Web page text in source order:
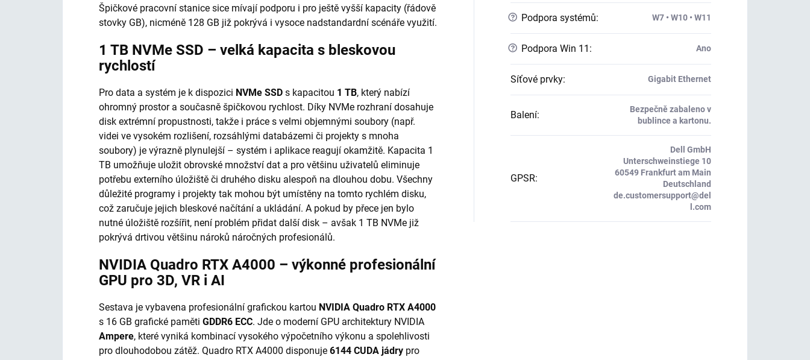
Špičkové pracovní stanice sice mívají podporu i pro ještě vyšší kapacity (řádově
stovky GB), nicméně 128 GB již pokrývá i vysoce nadstandardní scénáře využití.
1 TB NVMe SSD – velká kapacita s bleskovou
rychlostí
Pro data a systém je k dispozici NVMe SSD s kapacitou 1 TB, který nabízí
ohromný prostor a současně špičkovou rychlost. Díky NVMe rozhraní dosahuje
disk extrémní propustnosti, takže i práce s velmi objemnými soubory (např.
videi ve vysokém rozlišení, rozsáhlými databázemi či projekty s mnoha
soubory) je výrazně plynulejší – systém i aplikace reagují okamžitě. Kapacita 1
TB umožňuje uložit obrovské množství dat a pro většinu uživatelů eliminuje
potřebu externího úložiště či druhého disku alespoň na dlouhou dobu. Všechny
důležité programy i projekty tak mohou být umístěny na tomto rychlém disku,
což zaručuje jejich bleskové načítání a ukládání. A pokud by přece jen bylo
nutné úložiště rozšířit, není problém přidat další disk – avšak 1 TB NVMe již
pokrývá drtivou většinu nároků náročných profesionálů.
NVIDIA Quadro RTX A4000 – výkonné profesionální
GPU pro 3D, VR i AI
Sestava je vybavena profesionální grafickou kartou NVIDIA Quadro RTX A4000
s 16 GB grafické paměti GDDR6 ECC. Jde o moderní GPU architektury NVIDIA
Ampere, které vyniká kombinací vysokého výpočetního výkonu a spolehlivosti
pro dlouhodobou zátěž. Quadro RTX A4000 disponuje 6144 CUDA jádry pro
? Podpora systémů: W7 • W10 • W11
? Podpora Win 11 : Ano
Síťové prvky: Gigabit Ethernet
Balení:
Bezpečně zabaleno v
bublince a kartonu.
GPSR:
Dell GmbH
Unterschweinstiege 10
60549 Frankfurt am Main
Deutschland
de.customersupport@del
l.com